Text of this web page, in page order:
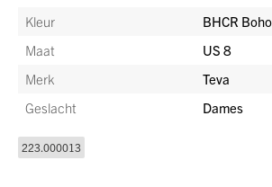
Kleur
BHCR
Maat
US 8
Merk
Teva
Geslacht
Dames
223.000013